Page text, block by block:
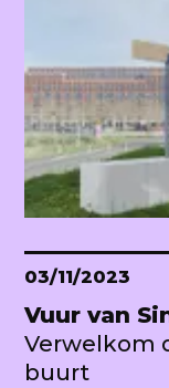
03/11/2023
Vuur van
Verwelkom
buurt